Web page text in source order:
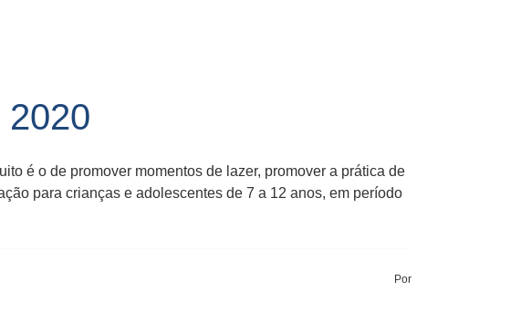
2020
é o de promover momentos de lazer, promover a prática de
para crianças e adolescentes de 7 a 12 anos, em período
Por